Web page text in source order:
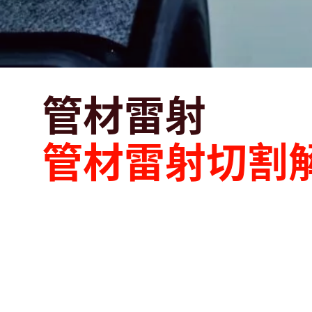
管材雷射
管材雷射切割